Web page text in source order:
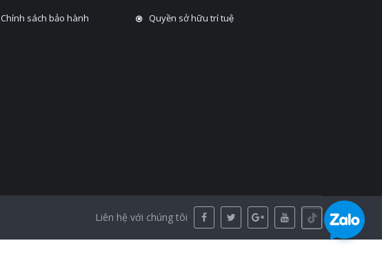
Chính sách bảo hành
Quyền sở hữu trí tuệ
Liên hệ với chúng tôi